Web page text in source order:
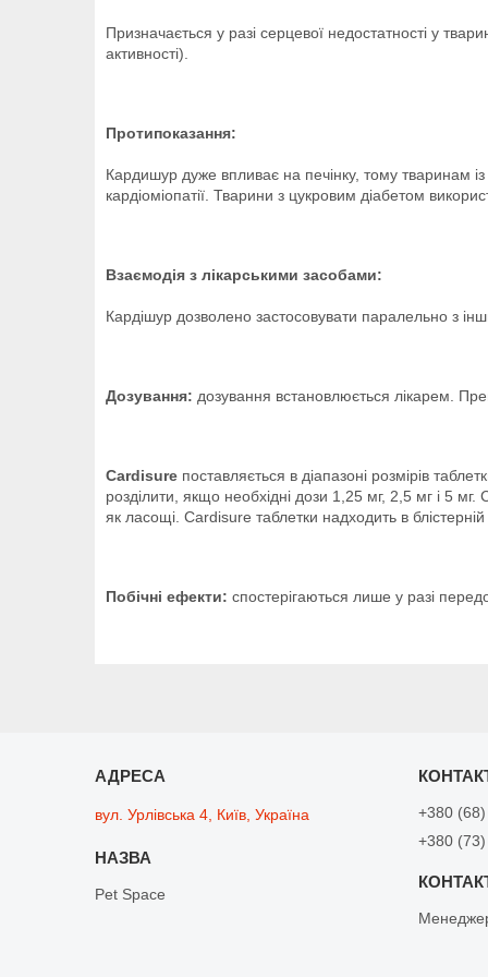
Призначається у разі серцевої недостатності у
активності).
Протипоказання:
Кардишур дуже впливає на печінку, тому тваринам
кардіоміопатії. Тварини з цукровим діабетом
Взаємодія з лікарськими засобами:
Кардішур дозволено застосовувати паралельно з
Дозування: дозування встановлюється лікарем.
Cardisure поставляється в діапазоні розмірів
розділити, якщо необхідні дози 1,25 мг, 2,5 мг і 5
як ласощі. Cardisure таблетки надходить в
Побічні ефекти: спостерігаються лише у разі
вул. Урлівська 4, Київ, Україна
Pet Space
+380
+380